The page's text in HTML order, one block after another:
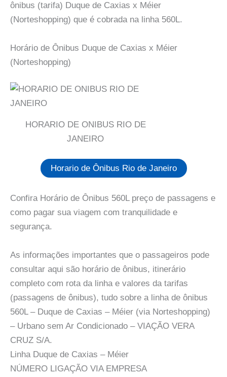
ônibus (tarifa) Duque de Caxias x Méier
(Norteshopping) que é cobrada na linha 560L.
Horário de Ônibus Duque de Caxias x Méier
(Norteshopping)
HORARIO DE ONIBUS RIO DE
JANEIRO
Horario de Ônibus Rio de Janeiro
Confira Horário de Ônibus 560L preço de passagens e
como pagar sua viagem com tranquilidade e
segurança.
As informações importantes que o passageiros pode
consultar aqui são horário de ônibus, itinerário
completo com rota da linha e valores da tarifas
(passagens de ônibus), tudo sobre a linha de ônibus
560L – Duque de Caxias – Méier (via Norteshopping)
– Urbano sem Ar Condicionado – VIAÇÃO VERA
CRUZ S/A.
Linha Duque de Caxias – Méier
NÚMERO LIGAÇÃO VIA EMPRESA